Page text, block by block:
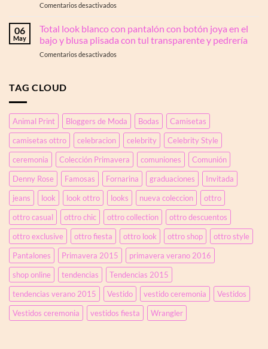
otoño
cómo
debes
boda
otoño
Colores
Comentarios desactivadosen
espalda.
Un
jeans
efecto
06
May
Total look blanco con pantalón con botón joya en el
bajo y blusa plisada con tul transparente y pedrería
Comentarios desactivadosen
con
botón
joya
en
bajo
y
blusa
plisada
con
tul
transparente
pedrería
TAG CLOUD
Animal Print Bloggers de Moda Bodas
Camisetas
camisetas ottro
celebracion celebrity
Celebrity Style
ceremonia
Colección Primavera comuniones
Comunión
Denny Rose
Famosas Fornarina graduaciones
Invitada
jeans
look look ottro looks nueva coleccion
ottro
ottro casual
ottro chic ottro collection
ottro descuentos
ottro exclusive
ottro fiesta ottro look ottro shop
ottro style
Pantalones
Primavera 2015
primavera verano 2016
shop online
tendencias
Tendencias 2015
tendencias verano 2015
Vestido vestido ceremonia
Vestidos
Vestidos ceremonia
vestidos fiesta Wrangler